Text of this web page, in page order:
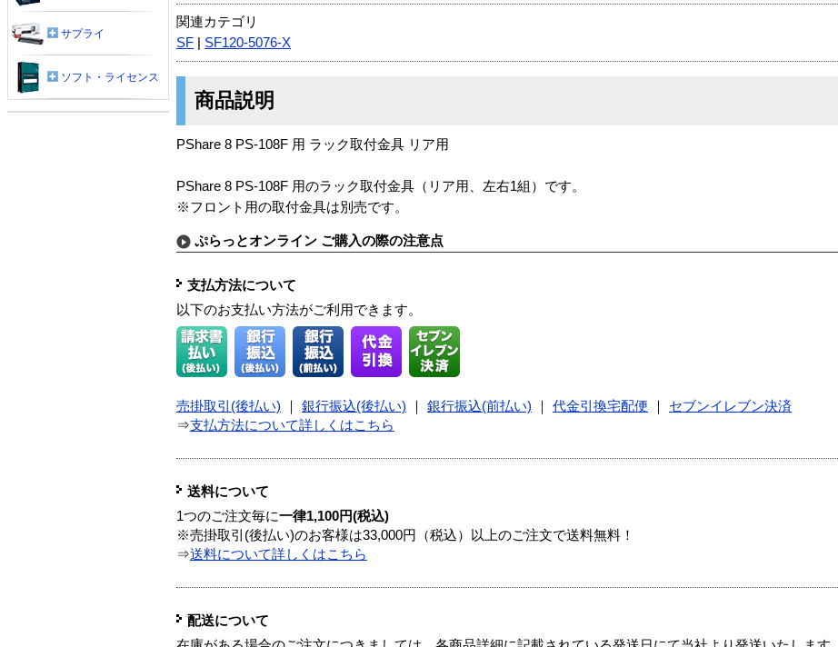
関連カテゴリ
SF
SF120-5076-X
商品説明
PShare 8 PS-108F 用 ラック取付金具 リア用
PShare 8 PS-108F 用のラック取付金具（リア用、左右1組）です。
※フロント用の取付金具は別売です。
ぷらっとオンライン ご購入の際の注意点
支払方法について
以下のお支払い方法がご利用できます。
売掛取引(後払い) 銀行振込(後払い) 銀行振込(前払い) 代金引換宅配便
セブンイレブン決済
⇒支払方法について詳しくはこちら
送料について
1つのご注文毎に一律1,100円(税込)
※売掛取引(後払い)のお客様は33,000円（税込）以上のご注文で送料無料！
⇒送料について詳しくはこちら
配送について
サプライ
ソフト・ライセンス